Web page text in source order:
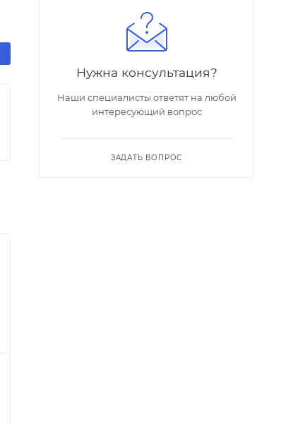
Нужна консультация?
Наши специалисты ответят на любой
интересующий вопрос
ЗАДАТЬ ВОПРОС